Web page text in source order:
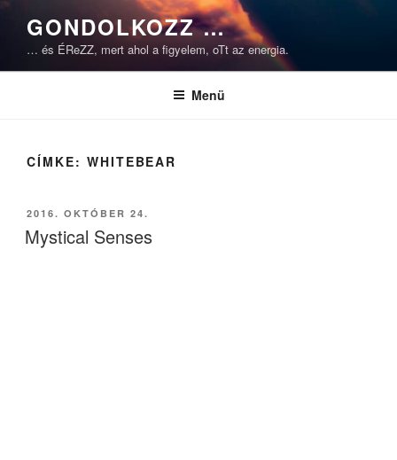
Tartalomhoz
GONDOLKOZZ …
… és ÉReZZ, mert ahol a figyelem, oTt az energia.
Menü
CÍMKE: WHITEBEAR
BEKÜLDVE:
2016. OKTÓBER 24.
Mystical Senses